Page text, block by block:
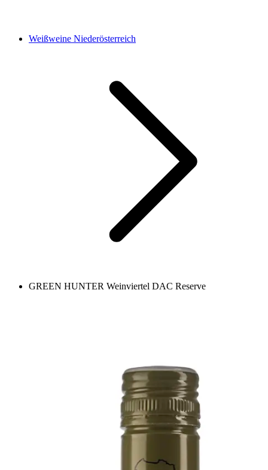
Weißweine Niederösterreich
GREEN HUNTER Weinviertel DAC Reserve